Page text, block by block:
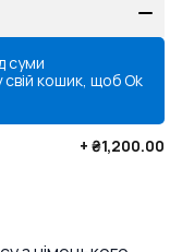
суми
свій кошик, щобOk
+ ₴1,200.00